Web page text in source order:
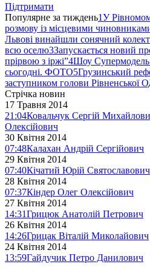
Підтримати
Популярне за тиждень1У
розмову із місцевими
Львові винайшли сонячний
всю оселю3Запускається новий
прірвою з іржі”4Шоу Супермодель
сьогодні. ФОТО5Грузинський
заступником голови Рівненської
Стрічка новин
17 Травня 2014
21:04Ковальчук Сергій
Олексійович
30 Квітня 2014
07:48Калахан Андрій Сергійович
29 Квітня 2014
07:40Кічатий Юрій Святославович
28 Квітня 2014
07:37Кіндер Олег Олексійович
27 Квітня 2014
14:31Грицюк Анатолій Петрович
26 Квітня 2014
14:26Грицак Віталій Миколайович
24 Квітня 2014
13:59Гайдучик Петро Данилович